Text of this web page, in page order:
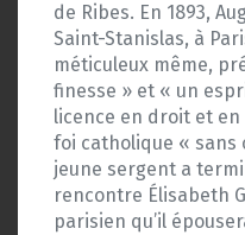
de Ribes. En 1893,
Saint-Stanislas, à
méticuleux même,
finesse » et « un
licence en droit et
foi catholique « sans
jeune sergent a
rencontre Élisabeth
parisien qu’il